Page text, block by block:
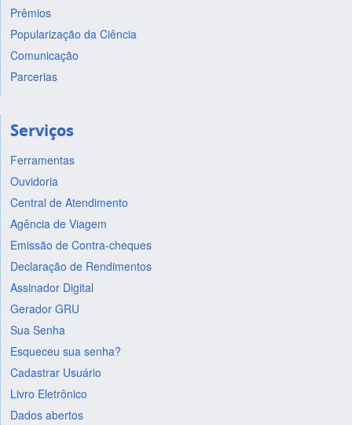
Prêmios
Popularização da Ciência
Comunicação
Parcerias
Serviços
Ferramentas
Ouvidoria
Central de Atendimento
Agência de Viagem
Emissão de Contra-cheques
Declaração de Rendimentos
Assinador Digital
Gerador GRU
Sua Senha
Esqueceu sua senha?
Cadastrar Usuário
Livro Eletrônico
Dados abertos